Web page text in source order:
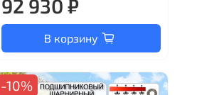
92 930 ₽
В корзину
-10%